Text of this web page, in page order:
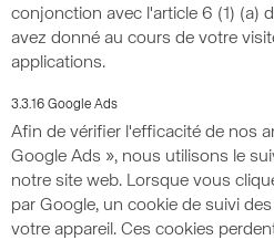
conjonction avec l'article 6 (1) (a)
avez donné au cours de votre
applications.
3.3.16 Google Ads
Afin de vérifier l'efficacité de nos
Google Ads », nous utilisons le
notre site web. Lorsque vous
par Google, un cookie de suivi
votre appareil. Ces cookies